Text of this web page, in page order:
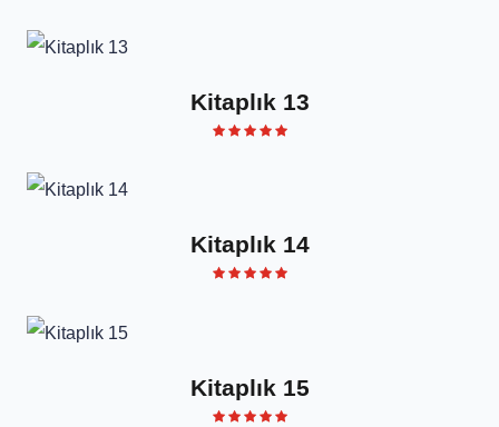
Kitaplık 13
Kitaplık 14
Kitaplık 15